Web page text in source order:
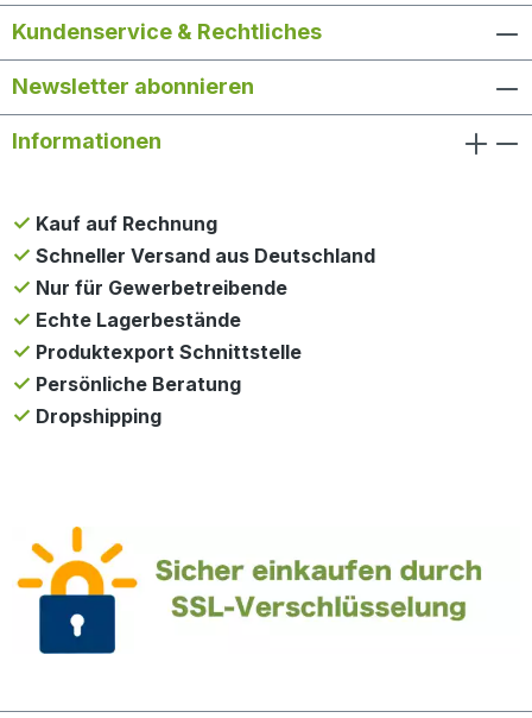
Kundenservice & Rechtliches
Newsletter abonnieren
Informationen
Kauf auf Rechnung
Schneller Versand aus Deutschland
Nur für Gewerbetreibende
Echte Lagerbestände
Produktexport Schnittstelle
Persönliche Beratung
Dropshipping